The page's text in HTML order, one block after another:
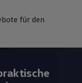
für den